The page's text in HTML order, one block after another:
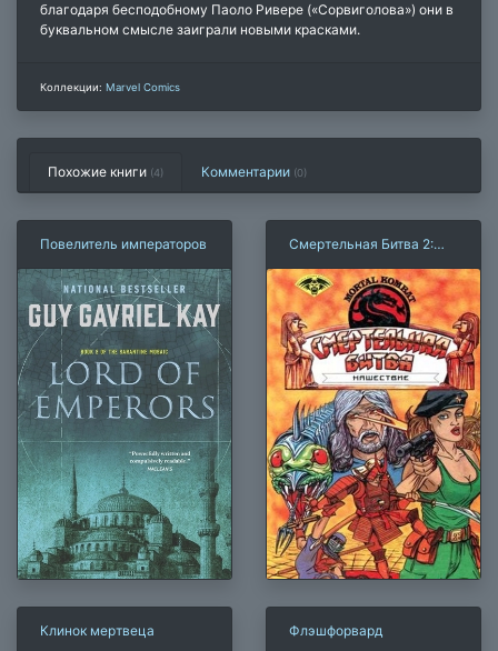
благодаря бесподобному Паоло Ривере («Сорвиголова») они в
буквальном смысле заиграли новыми красками.
Коллекции: Marvel Comics
Похожие книги (4) Комментарии (0)
Повелитель императоров
Смертельная Битва 2:
Клинок мертвеца Флэшфорвард